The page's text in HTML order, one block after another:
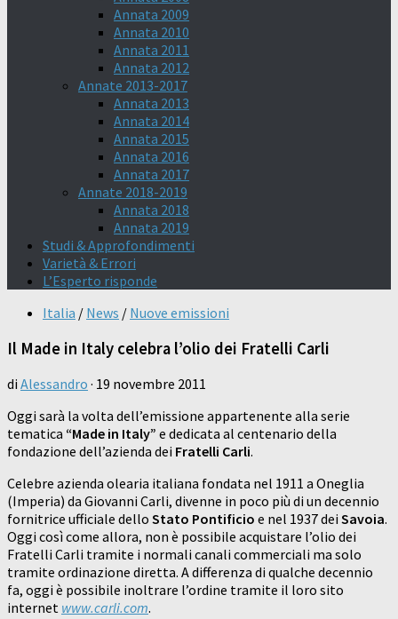
Annata 2009
Annata 2010
Annata 2011
Annata 2012
Annate 2013-2017
Annata 2013
Annata 2014
Annata 2015
Annata 2016
Annata 2017
Annate 2018-2019
Annata 2018
Annata 2019
Studi & Approfondimenti
Varietà & Errori
L’Esperto risponde
Italia / News / Nuove emissioni
Il Made in Italy celebra l’olio dei Fratelli Carli
di Alessandro · 19 novembre 2011
Oggi sarà la volta dell’emissione appartenente alla serie
tematica “Made in Italy” e dedicata al centenario della
fondazione dell’azienda dei Fratelli Carli.
Celebre azienda olearia italiana fondata nel 1911 a Oneglia
(Imperia) da Giovanni Carli, divenne in poco più di un decennio
fornitrice ufficiale dello Stato Pontificio e nel 1937 dei Savoia.
Oggi così come allora, non è possibile acquistare l’olio dei
Fratelli Carli tramite i normali canali commerciali ma solo
tramite ordinazione diretta. A differenza di qualche decennio
fa, oggi è possibile inoltrare l’ordine tramite il loro sito
internet www.carli.com.